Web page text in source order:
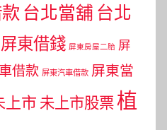
台北當舖 台北
屏東借錢 屏東房屋二胎 屏
借款 屏東汽車借款 屏東當
上市 未上市股票植